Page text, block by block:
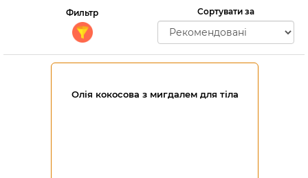
Фильтр Сортувати за
Олія кокосова з мигдалем для тіла